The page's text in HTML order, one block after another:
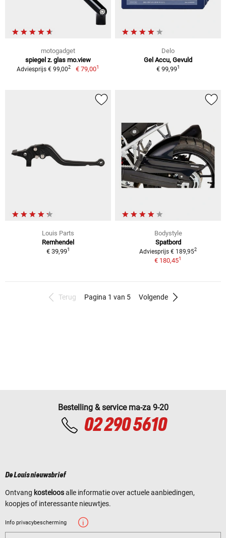
motogadget
spiegel z. glas mo.view
Adviesprijs € 99,002 € 79,001
Delo
Gel Accu, Gevuld
€ 99,991
Louis Parts
Remhendel
€ 39,991
Bodystyle
Spatbord
Adviesprijs € 189,952
€ 180,451
Terug Pagina 1 van 5 Volgende
Bestelling & service ma-za 9-20
02 290 5610
De Louis nieuwsbrief
Ontvang kosteloosalle informatie over actuele aanbiedingen,
koopjes of interessante nieuwtjes.
Info privacybescherming